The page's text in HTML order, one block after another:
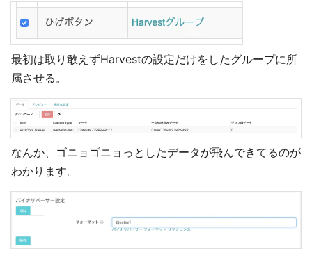
最初は取り敢えずHarvestの設定だけをしたグループに所
属させる。
なんか、ゴニョゴニョっとしたデータが飛んできてるのが
わかります。